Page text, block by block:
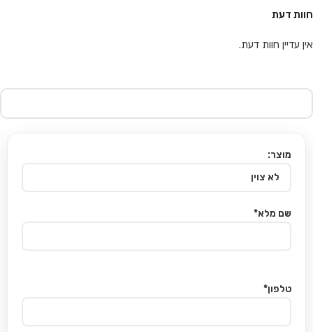
חוות דעת
אין עדיין חוות דעת.
מוצר:
שם מלא*
טלפון*